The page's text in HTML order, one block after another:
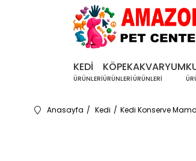
KEDİ
ÜRÜNLERİ
KÖPEK
ÜRÜNLERİ
AKVARYUM
ÜRÜNLERİ
Anasayfa Kedi Kedi Konserve